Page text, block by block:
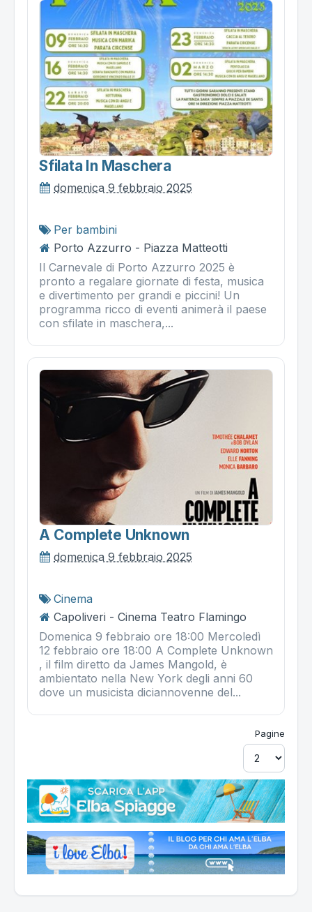
Sfilata In Maschera
domenica 9 febbraio 2025
Per bambini
Porto Azzurro - Piazza Matteotti
Il Carnevale di Porto Azzurro 2025 è
pronto a regalare giornate di festa, musica
e divertimento per grandi e piccini! Un
programma ricco di eventi animerà il paese
con sfilate in maschera,...
A Complete Unknown
domenica 9 febbraio 2025
Cinema
Capoliveri - Cinema Teatro Flamingo
Domenica 9 febbraio ore 18:00 Mercoledì
12 febbraio ore 18:00 A Complete Unknown
, il film diretto da James Mangold, è
ambientato nella New York degli anni 60
dove un musicista diciannovenne del...
Pagine